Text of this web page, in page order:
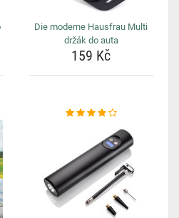
Die moderne Hausfrau Multi
držák do auta
159 Kč